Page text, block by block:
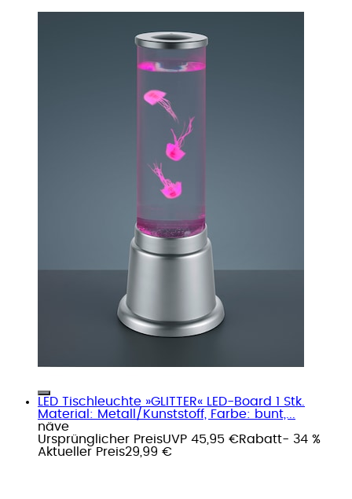
LED Tischleuchte »GLITTER« LED-Board 1 Stk.
Material: Metall/Kunststoff, Farbe: bunt,...
näve
Ursprünglicher PreisUVP 45,95 €Rabatt- 34 %
Aktueller Preis29,99 €